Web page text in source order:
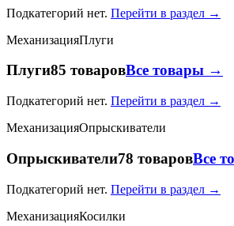
Подкатегорий нет. Перейти в раздел →
МеханизацияПлуги
Плуги85 товаровВсе товары →
Подкатегорий нет. Перейти в раздел →
МеханизацияОпрыскиватели
Опрыскиватели78 товаровВсе
Подкатегорий нет. Перейти в раздел →
МеханизацияКосилки